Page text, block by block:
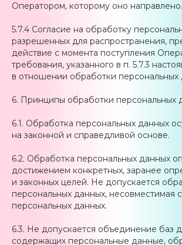
Оператором, которому оно направлено.
5.7.4 Согласие на обработку
разрешенных для распространения,
действие с момента поступления
требования, указанного в п. 5.7.3
в отношении обработки персональных
6. Принципы обработки персональных
6.1. Обработка персональных данных
на законной и справедливой основе.
6.2. Обработка персональных данных
достижением конкретных, заранее
и законных целей. Не допускается
персональных данных, несовместимая
персональных данных.
6.3. Не допускается объединение баз
содержащих персональные данные,